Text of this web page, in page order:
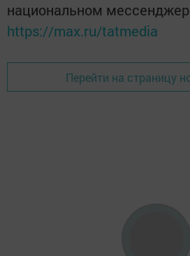
национальном
https://max.ru/tatmedia
Перейти на страницу